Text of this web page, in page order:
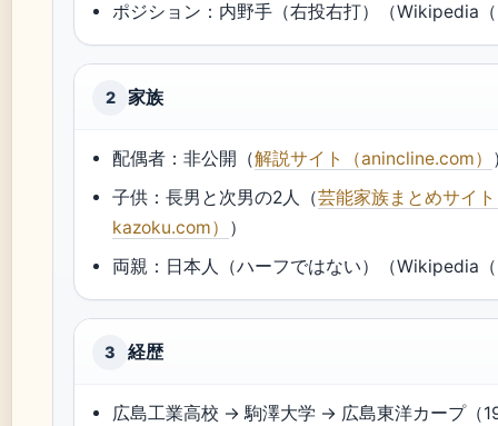
ポジション：内野手（右投右打）（Wikipedia
2 家族
配偶者：非公開（解説サイト（anincline.com）
子供：長男と次男の2人（芸能家族まとめサイ
kazoku.com） ）
両親：日本人（ハーフではない）（Wikipedia
3 経歴
広島工業高校 → 駒澤大学 → 広島東洋カープ（